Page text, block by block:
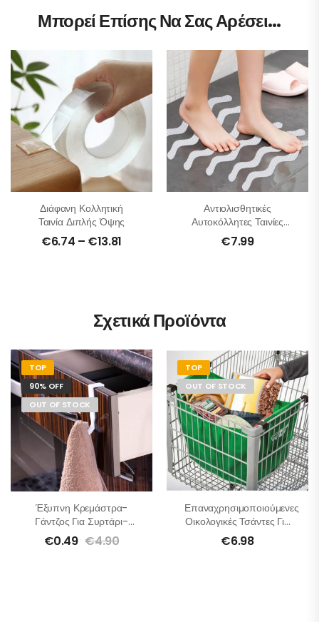
Μπορεί Επίσης Να Σας Αρέσει…
Διάφανη Κολλητική
Ταινία Διπλής Όψης
€6.74 – €13.81
Αντιολισθητικές
Αυτοκόλλητες Ταινίες
Μπάνιου / Σκάλας –
Σετ 12 Τμχ
€7.99
Σχετικά Προϊόντα
TOP
90% OFF
OUT OF STOCK
Έξυπνη Κρεμάστρα-
Γάντζος Για Συρτάρι-
Πόρτα 5 Τμχ
€0.49 €4.90
TOP
OUT OF STOCK
Επαναχρησιμοποιούμενες
Οικολογικές Τσάντες Για
Ψώνια – Σετ 2 Τμχ
€6.98